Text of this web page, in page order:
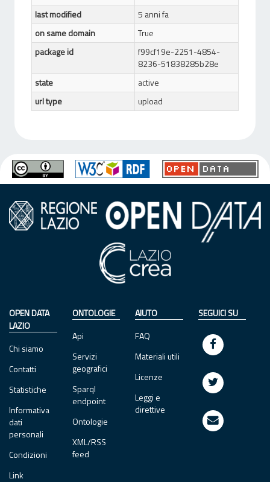
last modified
5 anni fa
on same domain
True
package id
f99cf19e-2251-4854-
8236-51838285b28e
state
active
url type
upload
OPEN DATA
LAZIO
Chi siamo
Contatti
Statistiche
Informativa
dati
personali
Condizioni
Link
ONTOLOGIE
Api
Servizi
geografici
Sparql
endpoint
Ontologie
XML/RSS
feed
AIUTO
FAQ
Materiali utili
Licenze
Leggi e
direttive
SEGUICI SU